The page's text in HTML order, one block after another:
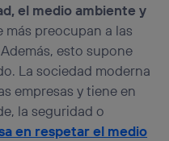
el medio ambiente y
más preocupan a las
esto supone
La sociedad moderna
empresas y tiene en
la seguridad o
en respetar el medio